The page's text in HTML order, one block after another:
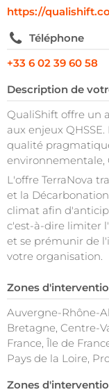
https://
Téléphone
+33 6 02 39 60 58
Description de
QualiShift offre un
aux enjeux
qualité
environnementale,
L'offre TerraNova
et la
climat afin
c'est-à-dire limiter
et se prémunir de
votre organisation.
Zones
Auvergne-Rhône-
Bretagne, Centre-
France, Île de
Pays de la Loire,
Zones